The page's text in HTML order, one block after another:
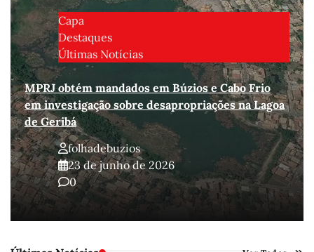
Capa
Destaques
Últimas Notícias
MPRJ obtém mandados em Búzios e Cabo Frio
em investigação sobre desapropriações na Lagoa
de Geribá
folhadebuzios
23 de junho de 2026
0